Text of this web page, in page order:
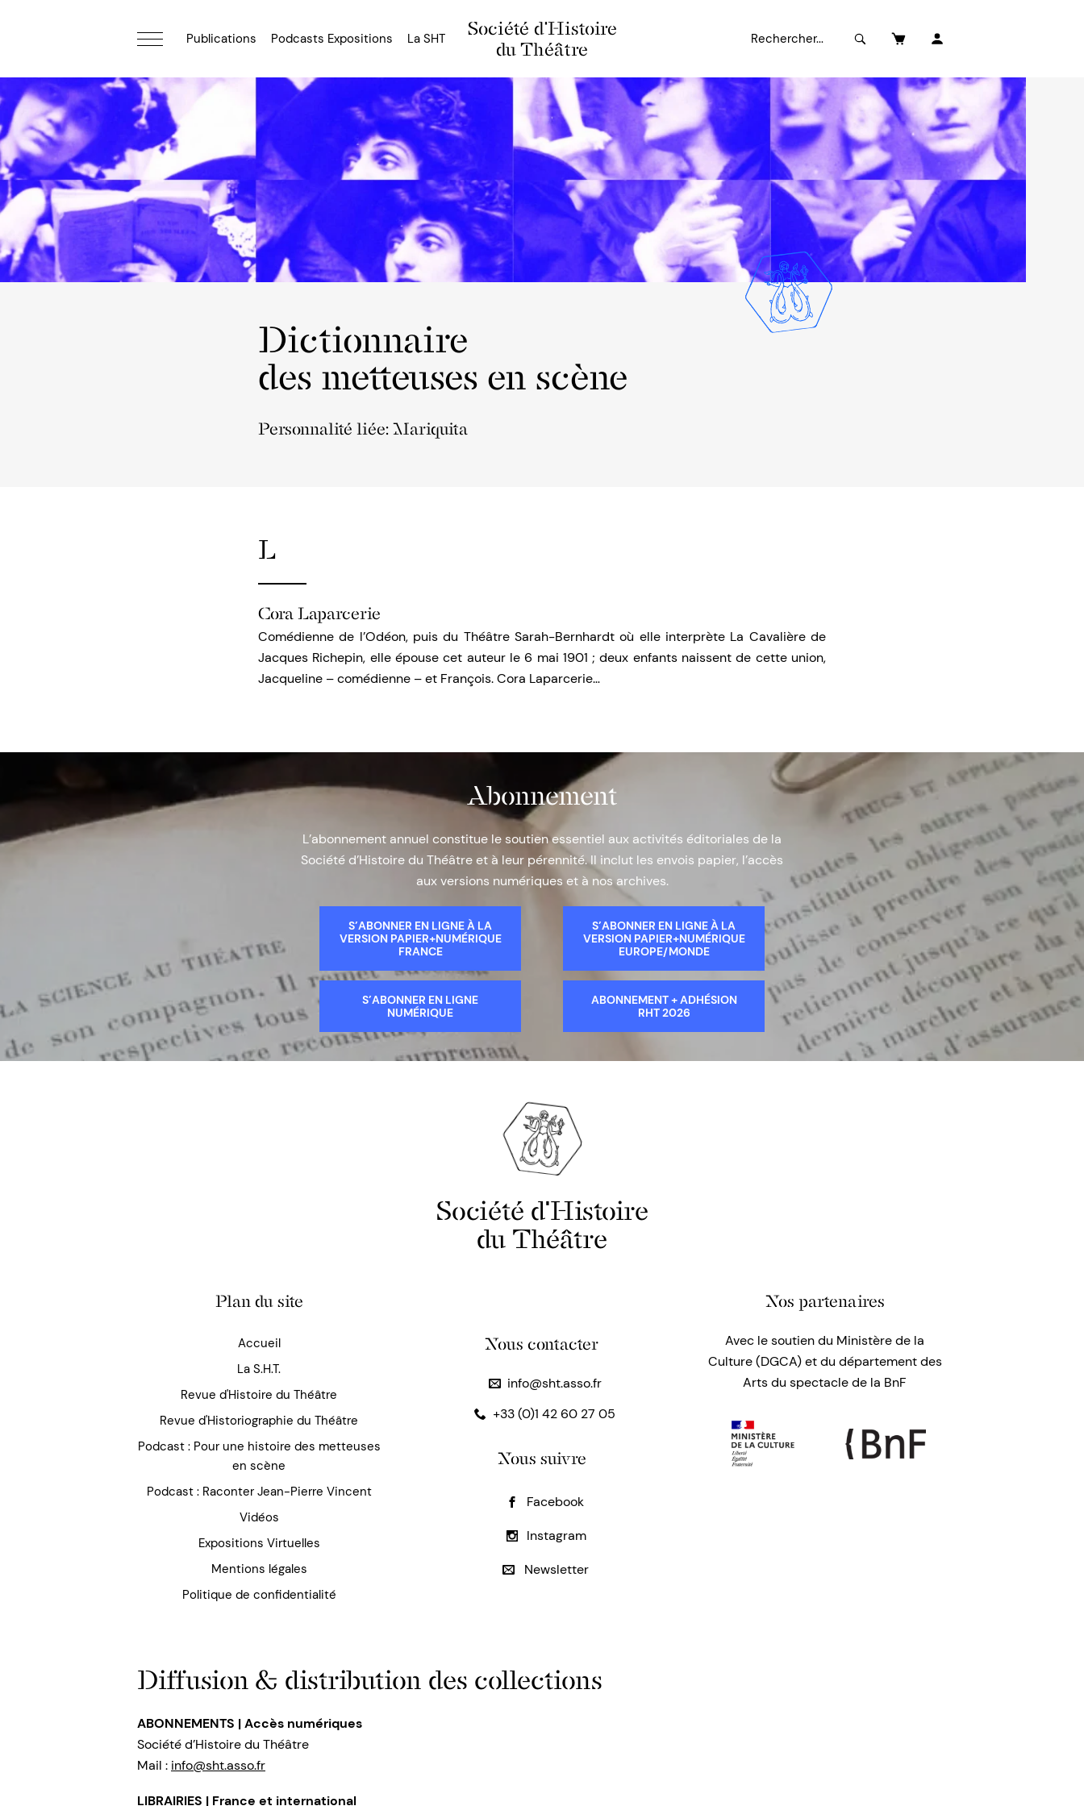
Société d'Histoire
du Théâtre
Publications Podcasts Expositions La SHT
Dictionnaire
des metteuses en scène
Personnalité liée: Mariquita
L
Cora Laparcerie
Comédienne de l’Odéon, puis du Théâtre Sarah-Bernhardt où elle interprète La Cavalière de
Jacques Richepin, elle épouse cet auteur le 6 mai 1901 ; deux enfants naissent de cette union,
Jacqueline – comédienne – et François. Cora Laparcerie…
Abonnement
L’abonnement annuel constitue le soutien essentiel aux activités éditoriales de la
Société d’Histoire du Théâtre et à leur pérennité. Il inclut les envois papier, l’accès
aux versions numériques et à nos archives.
S’ABONNER EN LIGNE À LA
VERSION PAPIER+NUMÉRIQUE
FRANCE
S’ABONNER EN LIGNE À LA
VERSION PAPIER+NUMÉRIQUE
EUROPE/MONDE
S’ABONNER EN LIGNE
NUMÉRIQUE
ABONNEMENT + ADHÉSION
RHT 2026
Société d'Histoire
du Théâtre
Plan du site
Accueil
La S.H.T.
Revue d'Histoire du Théâtre
Revue d'Historiographie du Théâtre
Podcast : Pour une histoire des metteuses
en scène
Podcast : Raconter Jean-Pierre Vincent
Vidéos
Expositions Virtuelles
Mentions légales
Politique de confidentialité
Nous contacter
info@sht.asso.fr
+33 (0)1 42 60 27 05
Nous suivre
Facebook
Instagram
Newsletter
Nos partenaires
Avec le soutien du Ministère de la
Culture (DGCA) et du département des
Arts du spectacle de la BnF
Diffusion & distribution des collections
ABONNEMENTS | Accès numériques
Société d’Histoire du Théâtre
Mail : info@sht.asso.fr
LIBRAIRIES | France et international